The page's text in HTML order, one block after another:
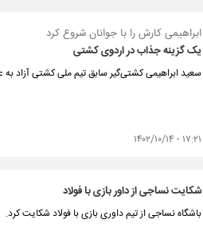
ابراهیمی کارش را با جوانان شروع کرد
یک گزینه جذاب در اردوی کشتی
سعید ابراهیمی کشتی‌گیر سابق تیم ملی کشتی آزاد به
۱۷:۲۱ - ۱۴۰۲/۱۰/۱۴
شکایت نساجی از داور بازی با فولاد
باشگاه نساجی از تیم داوری بازی با فولاد شکایت کرد.